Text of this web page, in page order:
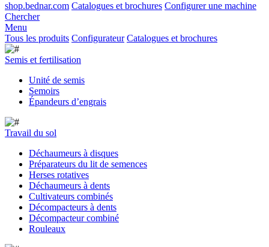
shop.bednar.com Catalogues et brochures Configurer une machine
Chercher
Menu
Tous les produits Configurateur Catalogues et brochures
Semis et fertilisation
Unité de semis
Semoirs
Épandeurs d’engrais
Travail du sol
Déchaumeurs à disques
Préparateurs du lit de semences
Herses rotatives
Déchaumeurs à dents
Cultivateurs combinés
Décompacteurs à dents
Décompacteur combiné
Rouleaux